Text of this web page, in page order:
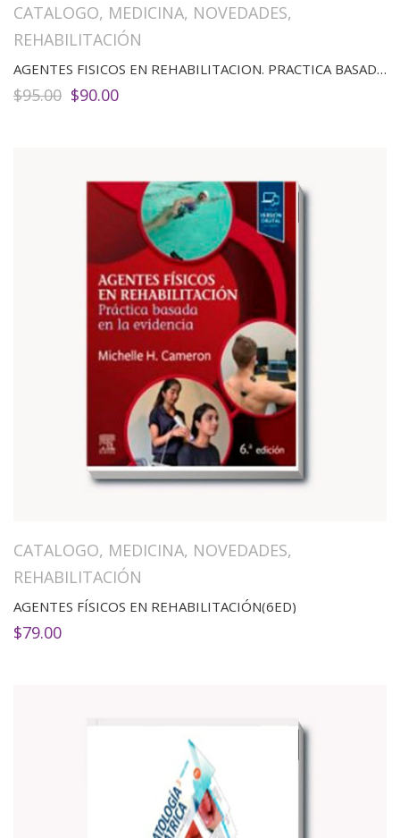
CATALOGO, MEDICINA, NOVEDADES,
REHABILITACIÓN
AGENTES FISICOS EN REHABILITACION. PRACTICA BASADA EN EVIDENCIA
$95.00 El
$90.00El
CATALOGO, MEDICINA, NOVEDADES,
REHABILITACIÓN
AGENTES FÍSICOS EN REHABILITACIÓN(6ED)
$79.00